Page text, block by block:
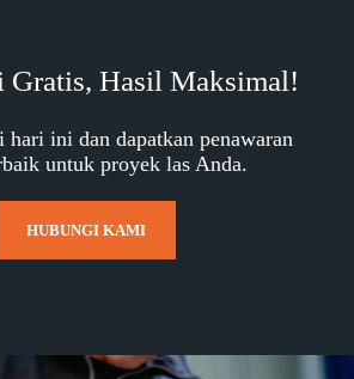
Gratis, Hasil Maksimal!
ini dan dapatkan penawaran
untuk proyek las Anda.
HUBUNGI KAMI